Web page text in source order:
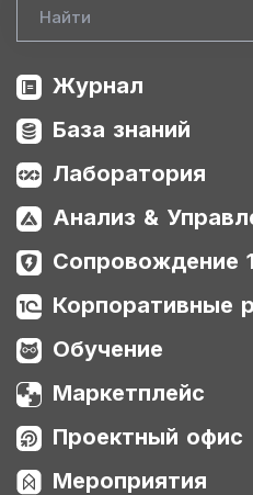
Журнал
База знаний
Лаборатория
Анализ &
Сопровождение
Корпоративные
Обучение
Маркетплейс
Проектный офис
Мероприятия